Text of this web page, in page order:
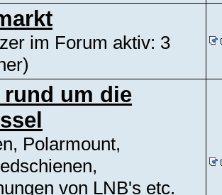
im Forum aktiv: 3
um die
Polarmount,
von LNB's etc.